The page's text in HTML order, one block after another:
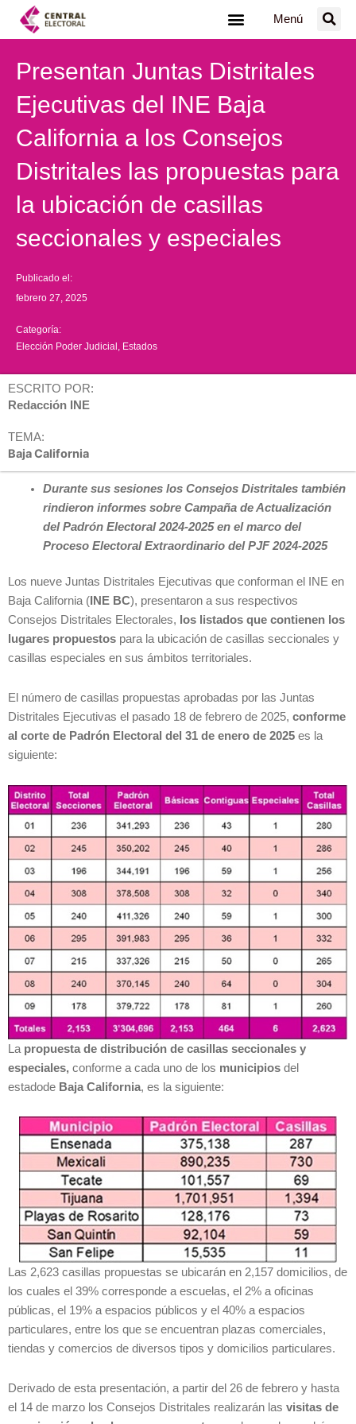
Menú
Presentan Juntas Distritales
Ejecutivas del INE Baja
California a los Consejos
Distritales las propuestas para
la ubicación de casillas
seccionales y especiales
Publicado el:
febrero 27, 2025
Categoría:
Elección Poder Judicial Estados
ESCRITO POR:
Redacción INE
TEMA:
Baja California
Durante sus sesiones los Consejos Distritales también
rindieron informes sobre Campaña de Actualización
del Padrón Electoral 2024-2025 en el marco del
Proceso Electoral Extraordinario del PJF 2024-2025
Los nueve Juntas Distritales Ejecutivas que conforman el INE en
Baja California ( INE BC), presentaron a sus respectivos
Consejos Distritales Electorales, los listados que contienen los
lugares propuestos para la ubicación de casillas seccionales y
casillas especiales en sus ámbitos territoriales.
El número de casillas propuestas aprobadas por las Juntas
Distritales Ejecutivas el pasado 18 de febrero de 2025, conforme
al corte de Padrón Electoral del 31 de enero de 2025 es la
siguiente:
La propuesta de distribución de casillas seccionales y
especiales, conforme a cada uno de los municipios del
estadode Baja California, es la siguiente:
Las 2,623 casillas propuestas se ubicarán en 2,157 domicilios, de
los cuales el 39% corresponde a escuelas, el 2% a oficinas
públicas, el 19% a espacios públicos y el 40% a espacios
particulares, entre los que se encuentran plazas comerciales,
tiendas y comercios de diversos tipos y domicilios particulares.
Derivado de esta presentación, a partir del 26 de febrero y hasta
el 14 de marzo los Consejos Distritales realizarán las visitas de